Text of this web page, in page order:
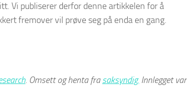
Vi publiserer derfor denne artikkelen for å
fremover vil prøve seg på enda en gang.
. Omsett og henta frasaksyndig. Innlegget